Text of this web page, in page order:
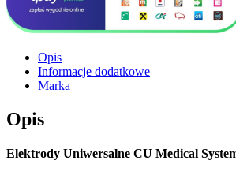
Opis
Informacje dodatkowe
Marka
Opis
Elektrody Uniwersalne CU Medical